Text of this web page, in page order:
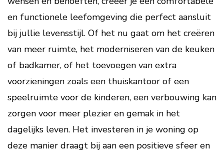
en functionele leefomgeving die perfect aansluit
bij jullie levensstijl. Of het nu gaat om het creëren
van meer ruimte, het moderniseren van de keuken
of badkamer, of het toevoegen van extra
voorzieningen zoals een thuiskantoor of een
speelruimte voor de kinderen, een verbouwing kan
zorgen voor meer plezier en gemak in het
dagelijks leven. Het investeren in je woning op
deze manier draagt bij aan een positieve sfeer en